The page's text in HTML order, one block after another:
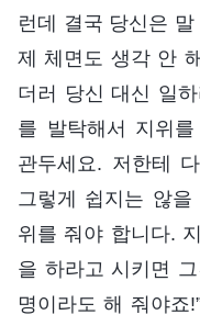
런데 결국 당신은
제 체면도 생각 안
더러 당신 대신 일
를 발탁해서 지위
관두세요. 저한테
그렇게 쉽지는 않
위를 줘야 합니다.
을 하라고 시키면
명이라도 해 줘야죠